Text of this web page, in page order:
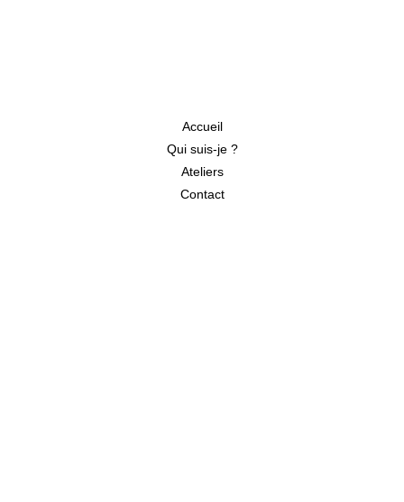
Accueil
Qui suis-je ?
Ateliers
Contact